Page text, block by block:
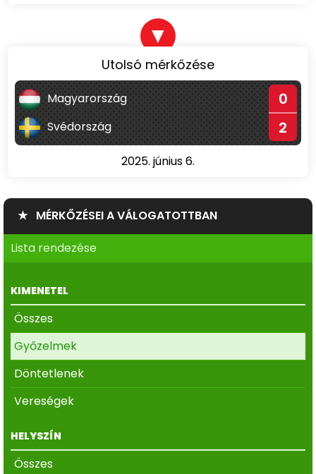
▼
Utolsó mérkőzése
Magyarország 0
Svédország 2
2025. június 6.
★ MÉRKŐZÉSEI A VÁLOGATOTTBAN
Lista rendezése
KIMENETEL
Összes
Győzelmek
Döntetlenek
Vereségek
HELYSZÍN
Összes